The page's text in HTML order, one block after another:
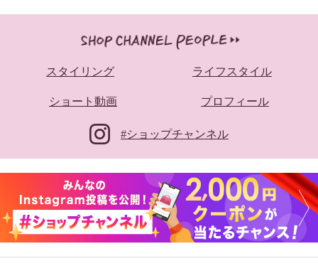
スタイリング ライフスタイル
ショート動画 プロフィール
#ショップチャンネル